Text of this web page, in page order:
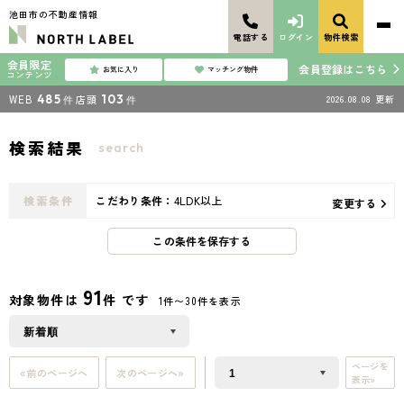
池田市の不動産情報
電話する ログイン 物件検索
会員限定
コンテンツ お気に入り マッチング物件 会員登録はこちら
WEB 485 件 店頭 103 件 2026.08.08 更新
検索結果 search
検索条件 こだわり条件： 4LDK以上 変更する
この条件を保存する
対象物件は 91件 です 1件〜30件を表示
«前のページへ 次のページへ»
ページを
表示»